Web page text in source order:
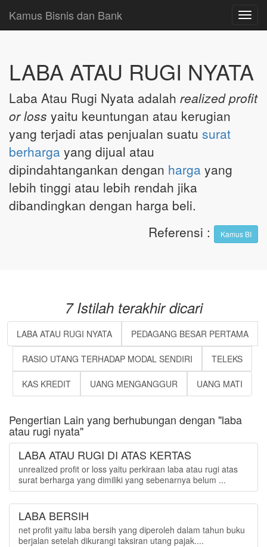
Kamus Bisnis dan Bank
LABA ATAU RUGI NYATA
Laba Atau Rugi Nyata adalah realized profit
or loss yaitu keuntungan atau kerugian
yang terjadi atas penjualan suatu surat
berharga yang dijual atau
dipindahtangankan dengan harga yang
lebih tinggi atau lebih rendah jika
dibandingkan dengan harga beli.
Referensi : Kamus BI
7 Istilah terakhir dicari
LABA ATAU RUGI NYATA PEDAGANG BESAR PERTAMA
RASIO UTANG TERHADAP MODAL SENDIRI TELEKS
KAS KREDIT UANG MENGANGGUR UANG MATI
Pengertian Lain yang berhubungan dengan "laba
atau rugi nyata"
LABA ATAU RUGI DI ATAS KERTAS
unrealized profit or loss yaitu perkiraan laba atau rugi atas
surat berharga yang dimiliki yang sebenarnya belum ...
LABA BERSIH
net profit yaitu laba bersih yang diperoleh dalam tahun buku
berjalan setelah dikurangi taksiran utang pajak....